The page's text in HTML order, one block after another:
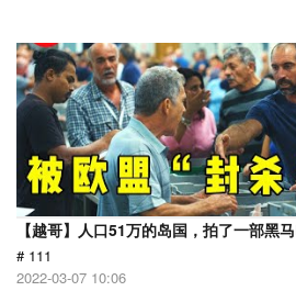
【越哥】人口51万的岛国，拍了一部黑
# 111
2022-03-07 10:06